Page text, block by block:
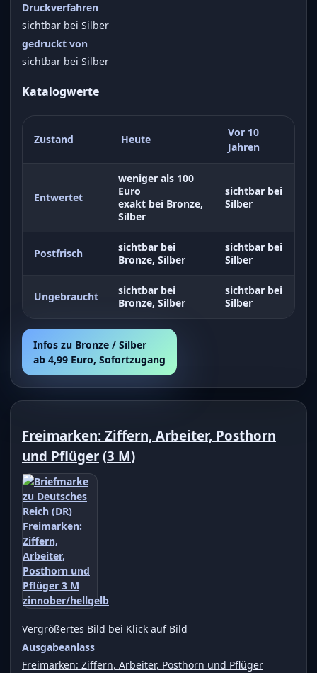
Druckverfahren
sichtbar bei Silber
gedruckt von
sichtbar bei Silber
Katalogwerte
Zustand Heute
Vor 10
Jahren
Entwertet
weniger als 100
Euro
exakt bei Bronze,
Silber
sichtbar bei
Silber
Postfrisch
sichtbar bei
Bronze, Silber
sichtbar bei
Silber
Ungebraucht
sichtbar bei
Bronze, Silber
sichtbar bei
Silber
Infos zu Bronze / Silber
ab 4,99 Euro, Sofortzugang
Freimarken: Ziffern, Arbeiter, Posthorn
und Pflüger (3 M)
Vergrößertes Bild bei Klick auf Bild
Ausgabeanlass
Freimarken: Ziffern, Arbeiter, Posthorn und Pflüger